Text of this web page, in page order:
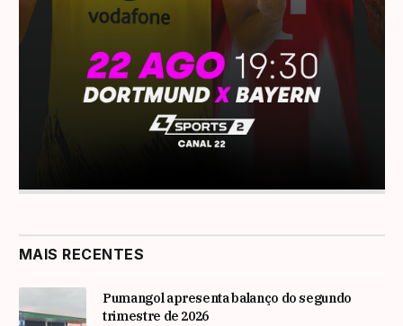
MAIS RECENTES
Pumangol apresenta balanço do segundo
trimestre de 2026